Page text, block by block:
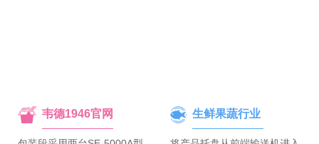
韦德1946官网 生鲜果蔬行业